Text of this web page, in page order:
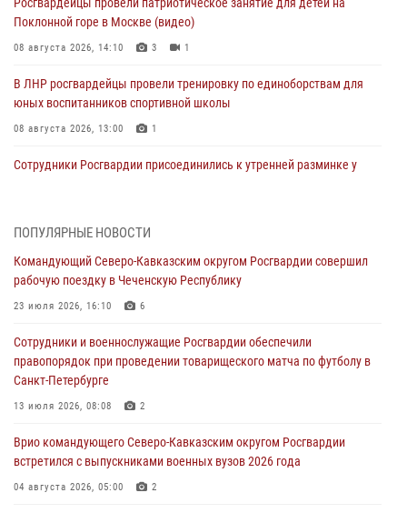
Поклонной горе в Москве (видео)
08 августа 2026, 14:10 3 1
В ЛНР росгвардейцы провели тренировку по единоборствам для
юных воспитанников спортивной школы
08 августа 2026, 13:00 1
Сотрудники Росгвардии присоединились к утренней разминке у
в честь юбилея ведомства
08 августа 2026, 09:03
медицины с учетом опыта СВО
08 августа 2026, 09:00 2
В Кабардино-Балкарии сотрудники Росгвардии провели турнир по
08 августа 2026, 07:00
Военнослужащие Софринской бригады Росгвардии встретились с
ПОПУЛЯРНЫЕ НОВОСТИ
Командующий Северо-Кавказским округом Росгвардии совершил
рабочую поездку в Чеченскую Республику
23 июля 2026, 16:10 6
Сотрудники и военнослужащие Росгвардии обеспечили
правопорядок при проведении товарищеского матча по футболу в
Санкт-Петербурге
13 июля 2026, 08:08 2
Врио командующего Северо-Кавказским округом Росгвардии
встретился с выпускниками военных вузов 2026 года
04 августа 2026, 05:00 2